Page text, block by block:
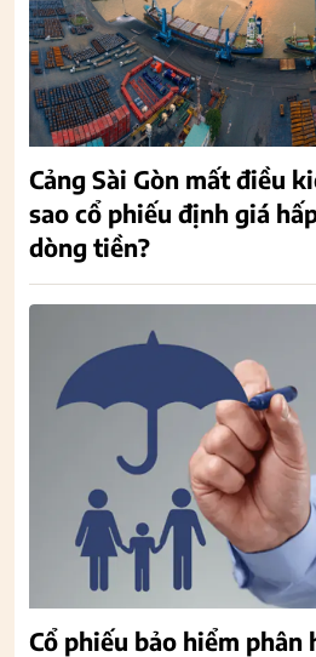
Cảng Sài Gòn mất điều
sao cổ phiếu định giá
dòng tiền?
Cổ phiếu bảo hiểm phân